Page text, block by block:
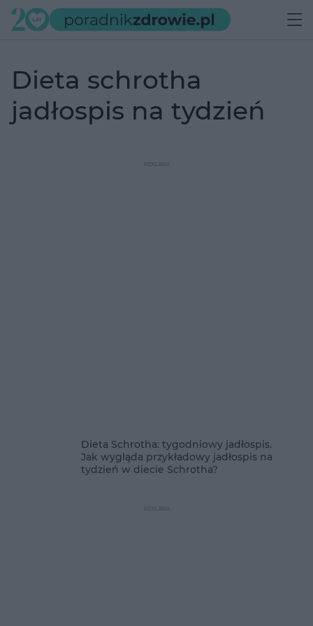
dieta schrotha
jadłospis na tydzień
Dieta Schrotha: tygodniowy jadłospis.
Jak wygląda przykładowy jadłospis na
tydzień w diecie Schrotha?